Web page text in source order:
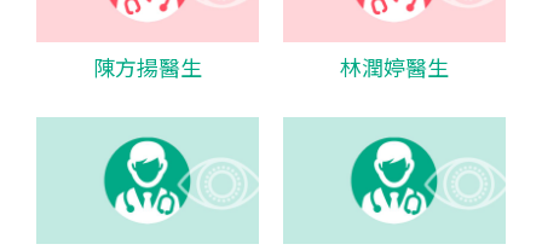
陳方揚醫生 林潤婷醫生